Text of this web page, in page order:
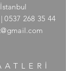
|0537 268 35 44